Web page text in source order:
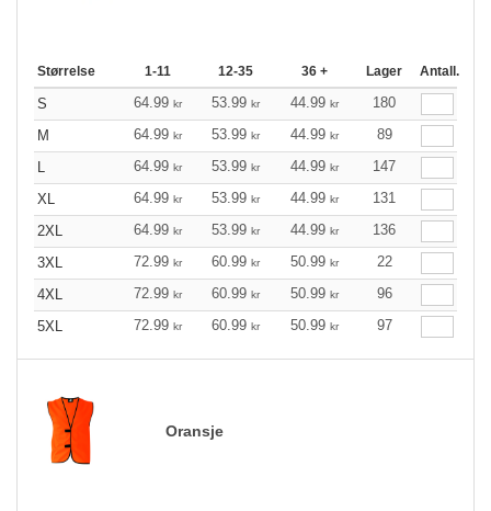
Størrelse 1-11 12-35 36 + Lager Antall.
S 64.99 kr 53.99 kr 44.99 kr
180
M
64.99 kr 53.99 kr 44.99 kr
89
L
64.99 kr 53.99 kr 44.99 kr
147
XL
64.99 kr 53.99 kr 44.99 kr
131
2XL
64.99 kr 53.99 kr 44.99 kr
136
3XL
72.99 kr 60.99 kr 50.99 kr
22
4XL
72.99 kr 60.99 kr 50.99 kr
96
5XL
72.99 kr 60.99 kr 50.99 kr 97
Oransje